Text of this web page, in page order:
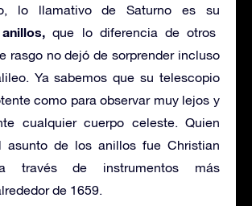
lo llamativo de Saturno es su
que lo diferencia de otros
rasgo no dejó de sorprender incluso
Ya sabemos que su telescopio
como para observar muy lejos y
cualquier cuerpo celeste. Quien
asunto de los anillos fue Christian
través de instrumentos más
de 1659.